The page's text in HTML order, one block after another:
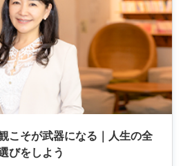
こそが武器になる｜人生の全
びをしよう